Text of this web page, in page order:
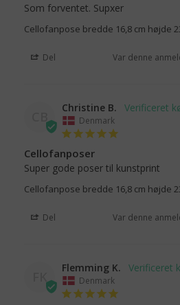
Som forventet. Supxer
Cellofanpose bredde 16,8 cm højde
Del Var denne
Christine B.
Denmark
Cellofanposer
Super gode poser til kunstprint
Cellofanpose bredde 16,8 cm højde
Del Var denne
Flemming K.
Denmark